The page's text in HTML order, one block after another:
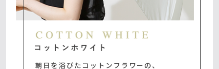
朝日を浴びたコットンフラワーの、